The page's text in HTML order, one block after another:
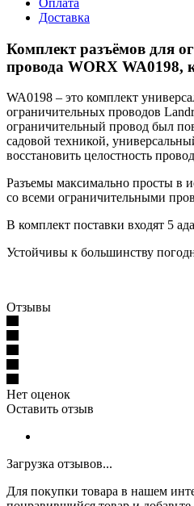
Доставка
Комплект разъёмов для
провода WORX WA0198,
WA0198 – это комплект
ограничительных проводов
ограничительный провод был
садовой техникой,
восстановить целостность
Разъемы максимально просты в
со всеми ограничительными
В комплект поставки входят 5
Устойчивы к большинству
Отзывы
Нет оценок
Оставить отзыв
Загрузка отзывов...
Для покупки товара в нашем